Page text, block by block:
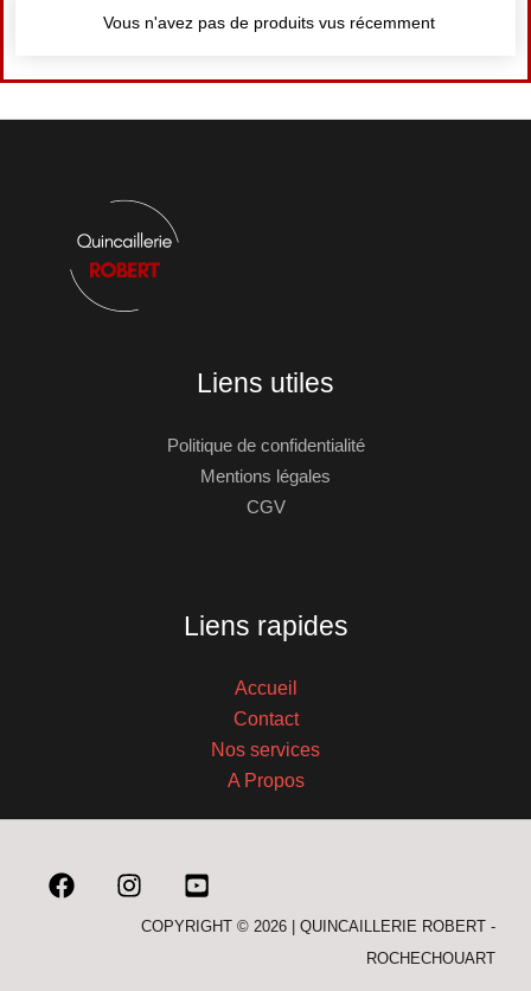
Vous n'avez pas de produits vus récemment
Liens utiles
Politique de confidentialité
Mentions légales
CGV
Liens rapides
Accueil
Contact
Nos services
A Propos
COPYRIGHT © 2026 | QUINCAILLERIE ROBERT -
ROCHECHOUART